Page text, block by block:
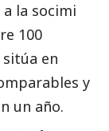
la socimi
100
en
y
un año.